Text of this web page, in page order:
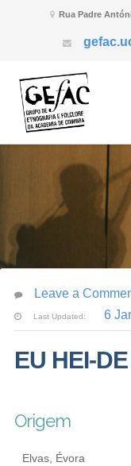
Rua Padre
Leave a
Last Updated: 6
EU HEI-
Origem
Elvas, Évora